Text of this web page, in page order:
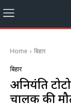
Home बिहार
बिहार
अनियंत्रित
चालक की